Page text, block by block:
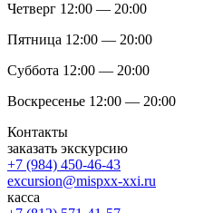
Четверг 12:00 — 20:00
Пятница 12:00 — 20:00
Суббота 12:00 — 20:00
Воскресенье 12:00 — 20:00
Контакты
заказать экскурсию
+7 (984) 450-46-43
excursion@mispxx-xxi.ru
касса